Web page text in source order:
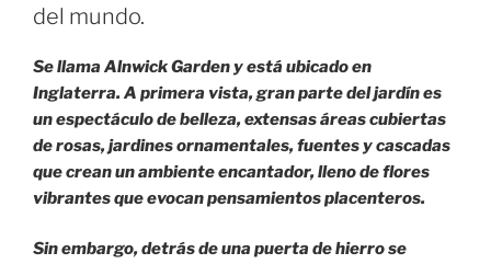
del mundo.
Se llama Alnwick Garden y está ubicado en
Inglaterra. A primera vista, gran parte del jardín es
un espectáculo de belleza, extensas áreas cubiertas
de rosas, jardines ornamentales, fuentes y cascadas
que crean un ambiente encantador, lleno de flores
vibrantes que evocan pensamientos placenteros.
Sin embargo, detrás de una puerta de hierro se